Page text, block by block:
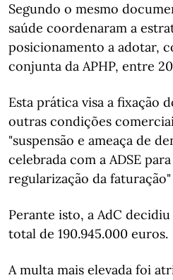
Segundo o mesmo
saúde coordenaram a
posicionamento a adotar,
conjunta da APHP, entre
Esta prática visa a fixação
outras condições
"suspensão e ameaça de
celebrada com a ADSE
regularização da faturação"
Perante isto, a AdC
total de 190.945.000 euros.
A multa mais elevada foi